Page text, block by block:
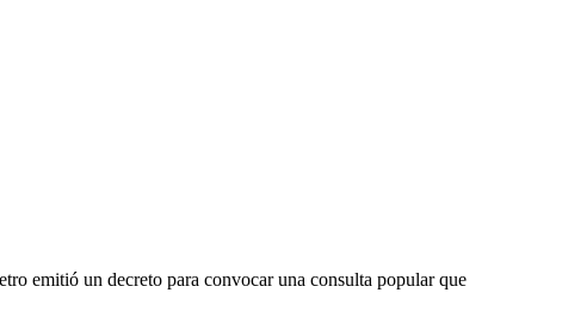
emitió un decreto para convocar una consulta popular que